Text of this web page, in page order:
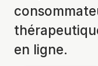
en ligne.